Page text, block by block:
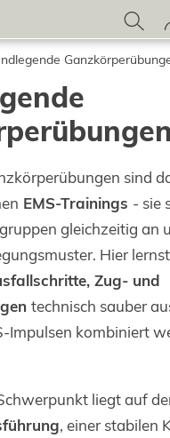
sind
EMS-Trainings - sie
gleichzeitig an
Hier
Zug- und
technisch sauber
Impulsen kombiniert
liegt auf
, einer stabilen